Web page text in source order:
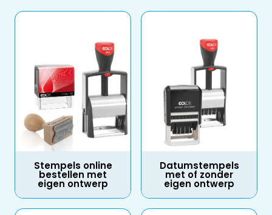
Stempels online
bestellen met
eigen ontwerp
Datumstempels
met of zonder
eigen ontwerp